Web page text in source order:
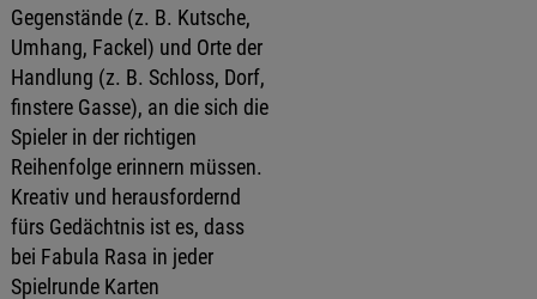
Gegenstände (z. B. Kutsche,
Umhang, Fackel) und Orte der
Handlung (z. B. Schloss, Dorf,
finstere Gasse), an die sich die
Spieler in der richtigen
Reihenfolge erinnern müssen.
Kreativ und herausfordernd
fürs Gedächtnis ist es, dass
bei Fabula Rasa in jeder
Spielrunde Karten